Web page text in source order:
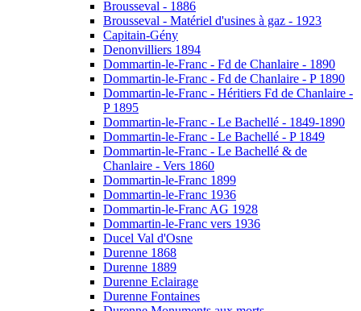
Brousseval - 1886
Brousseval - Matériel d'usines à gaz - 1923
Capitain-Gény
Denonvilliers 1894
Dommartin-le-Franc - Fd de Chanlaire - 1890
Dommartin-le-Franc - Fd de Chanlaire - P 1890
Dommartin-le-Franc - Héritiers Fd de Chanlaire -
P 1895
Dommartin-le-Franc - Le Bachellé - 1849-1890
Dommartin-le-Franc - Le Bachellé - P 1849
Dommartin-le-Franc - Le Bachellé & de
Chanlaire - Vers 1860
Dommartin-le-Franc 1899
Dommartin-le-Franc 1936
Dommartin-le-Franc AG 1928
Dommartin-le-Franc vers 1936
Ducel Val d'Osne
Durenne 1868
Durenne 1889
Durenne Eclairage
Durenne Fontaines